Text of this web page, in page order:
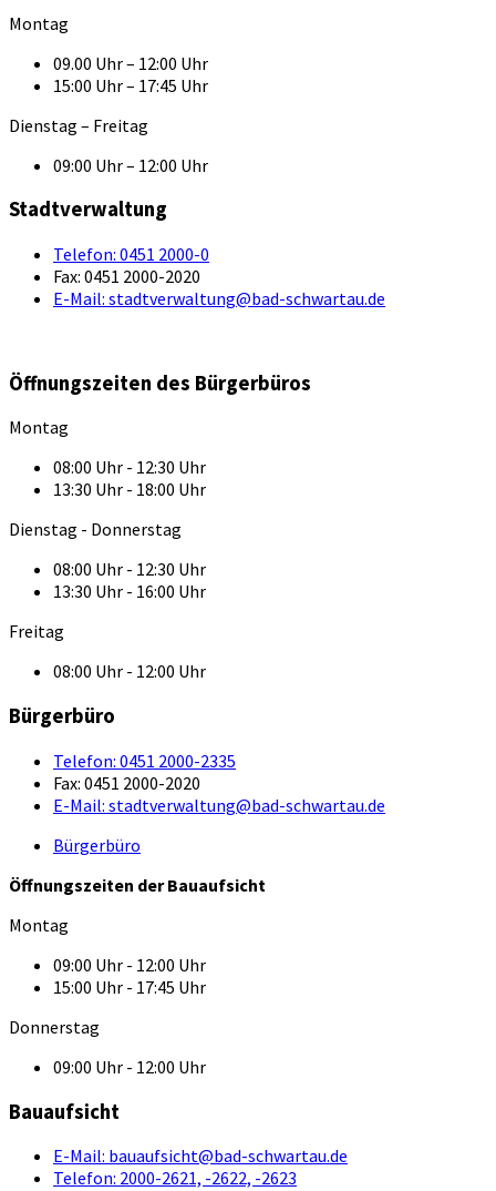
Montag
09.00 Uhr – 12:00 Uhr
15:00 Uhr – 17:45 Uhr
Dienstag – Freitag
09:00 Uhr – 12:00 Uhr
Stadtverwaltung
Telefon: 0451 2000-0
Fax: 0451 2000-2020
E-Mail: stadtverwaltung@bad-schwartau.de
Öffnungszeiten des Bürgerbüros
Montag
08:00 Uhr - 12:30 Uhr
13:30 Uhr - 18:00 Uhr
Dienstag - Donnerstag
08:00 Uhr - 12:30 Uhr
13:30 Uhr - 16:00 Uhr
Freitag
08:00 Uhr - 12:00 Uhr
Bürgerbüro
Telefon: 0451 2000-2335
Fax: 0451 2000-2020
E-Mail: stadtverwaltung@bad-schwartau.de
Bürgerbüro
Öffnungszeiten der Bauaufsicht
Montag
09:00 Uhr - 12:00 Uhr
15:00 Uhr - 17:45 Uhr
Donnerstag
09:00 Uhr - 12:00 Uhr
Bauaufsicht
E-Mail: bauaufsicht@bad-schwartau.de
Telefon: 2000-2621, -2622, -2623